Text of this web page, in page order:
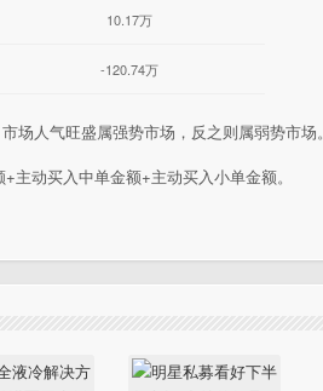
10.17万
-120.74万
场人气旺盛属强势市场，反之则属弱势市场。
动买入中单金额+主动买入小单金额。